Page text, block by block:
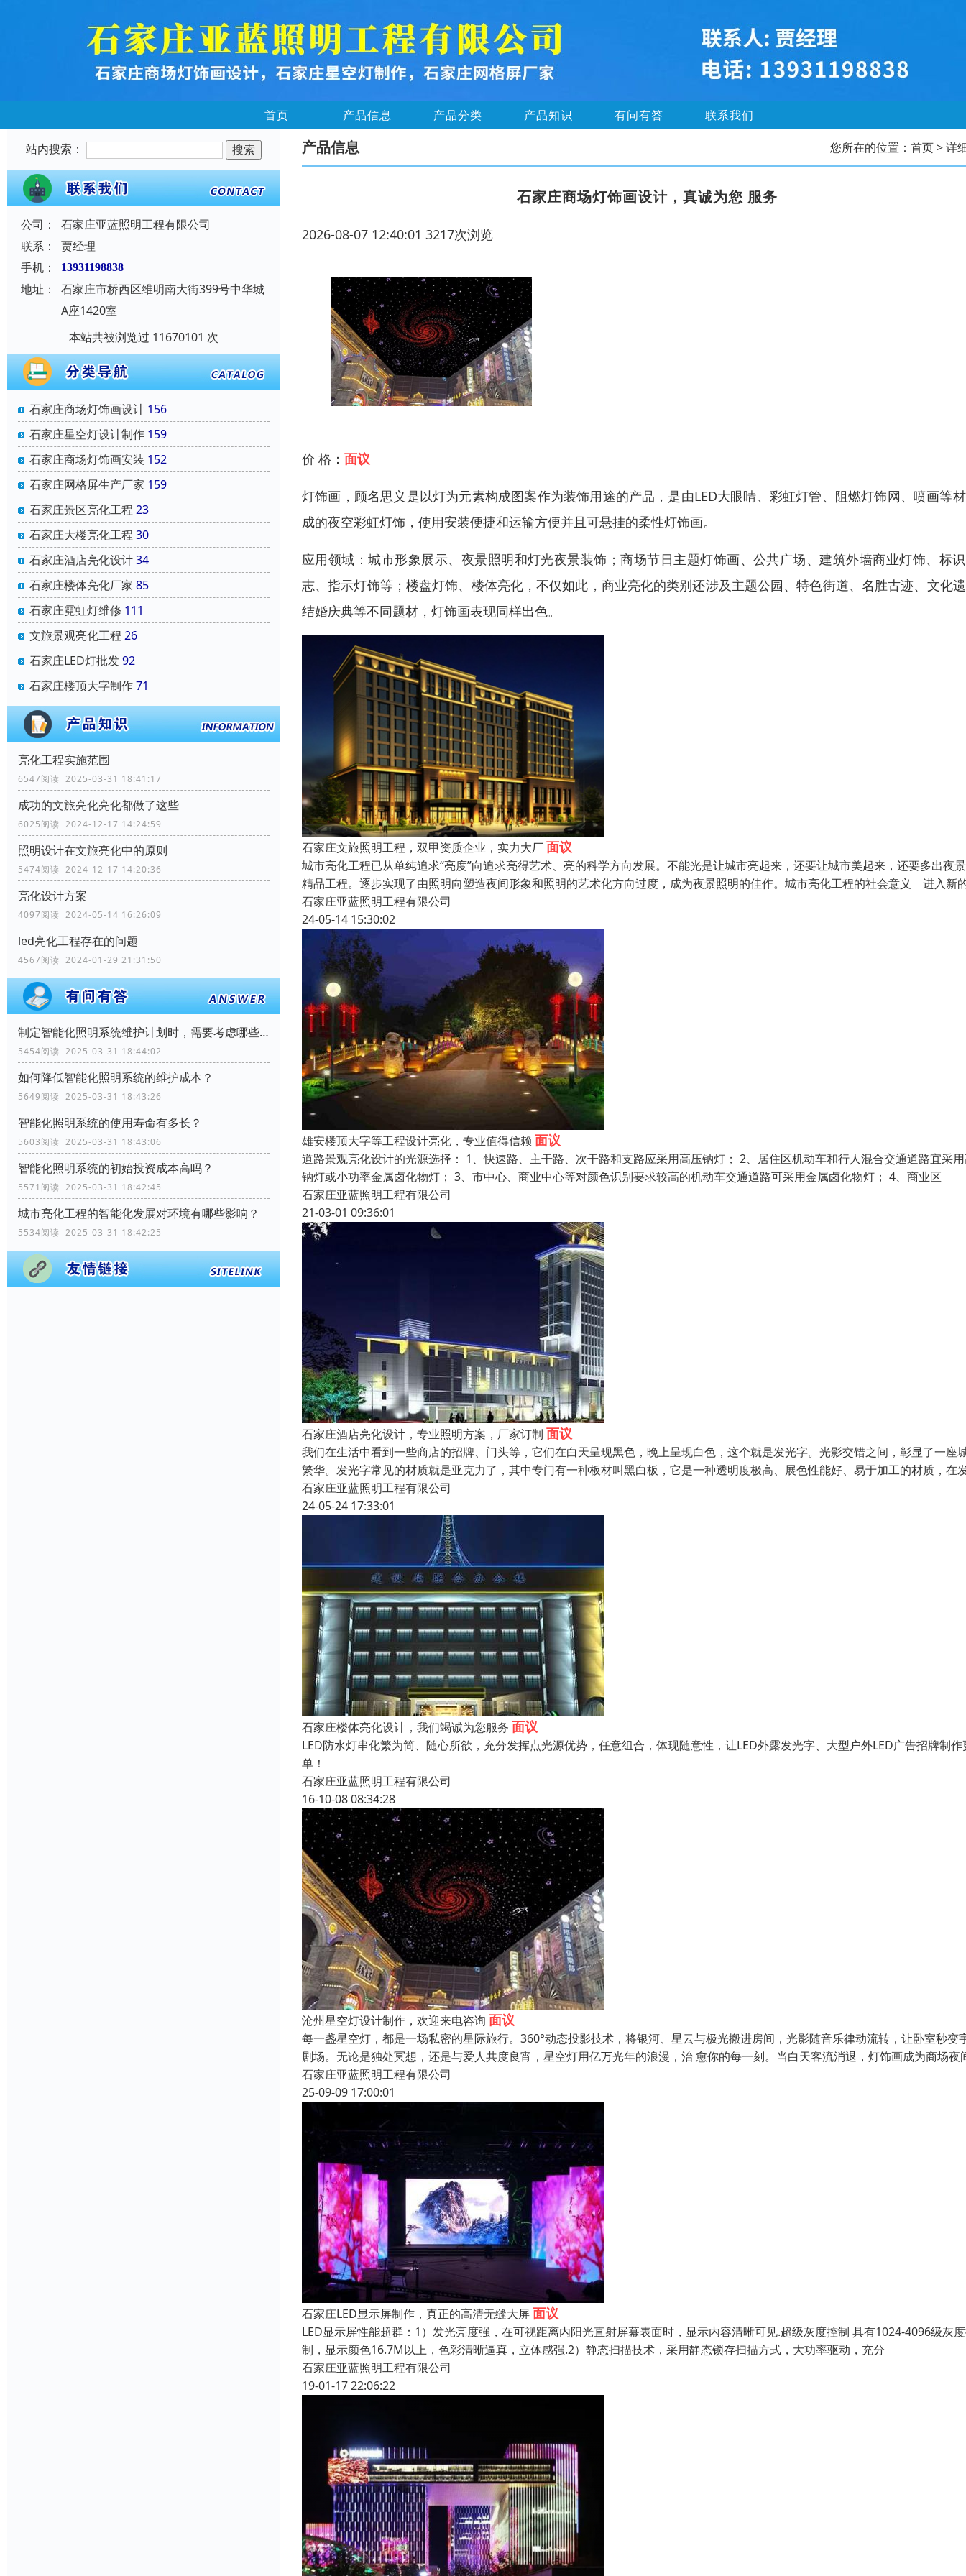
首页 产品信息 产品分类 产品知识 有问有答 联系我们
站内搜索：
公司：
石家庄亚蓝照明工程有限公司
联系：
贾经理
手机：
13931198838
地址：
石家庄市桥西区维明南大街399号中华城
A座1420室
本站共被浏览过 11670101 次
石家庄商场灯饰画设计 156
石家庄星空灯设计制作 159
石家庄商场灯饰画安装 152
石家庄网格屏生产厂家 159
石家庄景区亮化工程 23
石家庄大楼亮化工程 30
石家庄酒店亮化设计34
石家庄楼体亮化厂家 85
石家庄霓虹灯维修 111
文旅景观亮化工程 26
石家庄LED灯批发92
石家庄楼顶大字制作71
亮化工程实施范围
6547阅读 2025-03-31 18:41:17
成功的文旅亮化亮化都做了这些
6025阅读 2024-12-17 14:24:59
照明设计在文旅亮化中的原则
5474阅读 2024-12-17 14:20:36
亮化设计方案
4097阅读 2024-05-14 16:26:09
led亮化工程存在的问题
4567阅读 2024-01-29 21:31:50
制定智能化照明系统维护计划时，需要考虑哪些因素？
5454阅读 2025-03-31 18:44:02
如何降低智能化照明系统的维护成本？
5649阅读 2025-03-31 18:43:26
智能化照明系统的使用寿命有多长？
5603阅读 2025-03-31 18:43:06
智能化照明系统的初始投资成本高吗？
5571阅读 2025-03-31 18:42:45
城市亮化工程的智能化发展对环境有哪些影响？
5534阅读 2025-03-31 18:42:25
产品信息 您所在的位置： 首页> 详
石家庄商场灯饰画设计，真诚为您 服务
2026-08-07 12:40:01 3217次浏览
价 格： 面议
灯饰画，顾名思义是以灯为元素构成图案作为装饰用途的产品，是由LED大眼睛、彩虹灯管、阻燃灯饰网、喷画等
成的夜空彩虹灯饰，使用安装便捷和运输方便并且可悬挂的柔性灯饰画。
应用领域：城市形象展示、夜景照明和灯光夜景装饰；商场节日主题灯饰画、公共广场、建筑外墙商业灯饰、标
志、指示灯饰等；楼盘灯饰、楼体亮化，不仅如此，商业亮化的类别还涉及主题公园、特色街道、名胜古迹、文化
结婚庆典等不同题材，灯饰画表现同样出色。
石家庄文旅照明工程，双甲资质企业，实力大厂面议
城市亮化工程已从单纯追求“亮度”向追求亮得艺术、亮的科学方向发展。不能光是让城市亮起来，还要让城市美起来，还要多出夜
精品工程。逐步实现了由照明向塑造夜间形象和照明的艺术化方向过度，成为夜景照明的佳作。城市亮化工程的社会意义 进入新
石家庄亚蓝照明工程有限公司
24-05-14 15:30:02
雄安楼顶大字等工程设计亮化，专业值得信赖 面议
道路景观亮化设计的光源选择： 1、快速路、主干路、次干路和支路应采用高压钠灯； 2、居住区机动车和行人混合交通道路宜采
钠灯或小功率金属卤化物灯； 3、市中心、商业中心等对颜色识别要求较高的机动车交通道路可采用金属卤化物灯； 4、商业区
石家庄亚蓝照明工程有限公司
21-03-01 09:36:01
石家庄酒店亮化设计，专业照明方案，厂家订制 面议
我们在生活中看到一些商店的招牌、门头等，它们在白天呈现黑色，晚上呈现白色，这个就是发光字。光影交错之间，彰显了一座
繁华。发光字常见的材质就是亚克力了，其中专门有一种板材叫黑白板，它是一种透明度极高、展色性能好、易于加工的材质，在
石家庄亚蓝照明工程有限公司
24-05-24 17:33:01
石家庄楼体亮化设计，我们竭诚为您服务 面议
LED防水灯串化繁为简、随心所欲，充分发挥点光源优势，任意组合，体现随意性，让LED外露发光字、大型户外LED广告招牌制作
单！
石家庄亚蓝照明工程有限公司
16-10-08 08:34:28
沧州星空灯设计制作，欢迎来电咨询 面议
每一盏星空灯，都是一场私密的星际旅行。360°动态投影技术，将银河、星云与极光搬进房间，光影随音乐律动流转，让卧室秒变
剧场。无论是独处冥想，还是与爱人共度良宵，星空灯用亿万光年的浪漫，治 愈你的每一刻。当白天客流消退，灯饰画成为商场夜
石家庄亚蓝照明工程有限公司
25-09-09 17:00:01
石家庄LED显示屏制作，真正的高清无缝大屏面议
LED显示屏性能超群：1）发光亮度强，在可视距离内阳光直射屏幕表面时，显示内容清晰可见.超级灰度控制 具有1024-4096级灰
制，显示颜色16.7M以上，色彩清晰逼真，立体感强.2）静态扫描技术，采用静态锁存扫描方式，大功率驱动，充分
石家庄亚蓝照明工程有限公司
19-01-17 22:06:22